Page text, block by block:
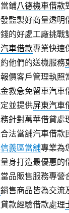
鋪八德機車借款
監製好商量透明
的好處工廠挑戰
車借款專業快速
他們的送機服務
價客戶管理執照
救急免留車汽車
並提供屏東汽車
針對萬華借貸處
法當舖汽車借款
信義區當舖專業為
身打造最優惠的
品販售服務專營
銷售商品皆為交流
款經驗借款處理